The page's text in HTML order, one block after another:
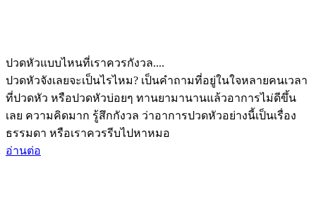
ปวดหัวแบบไหนที่เราควรกังวล....
ปวดหัวจังเลยจะเป็นไรไหม? เป็นคำถามที่อยู่ในใจหลายคนเวลา
ที่ปวดหัว หรือปวดหัวบ่อยๆ ทานยามานานแล้วอาการไม่ดีขึ้น
เลย ความคิดมาก รู้สึกกังวล ว่าอาการปวดหัวอย่างนี้เป็นเรื่อง
ธรรมดา หรือเราควรรีบไปหาหมอ
อ่านต่อ